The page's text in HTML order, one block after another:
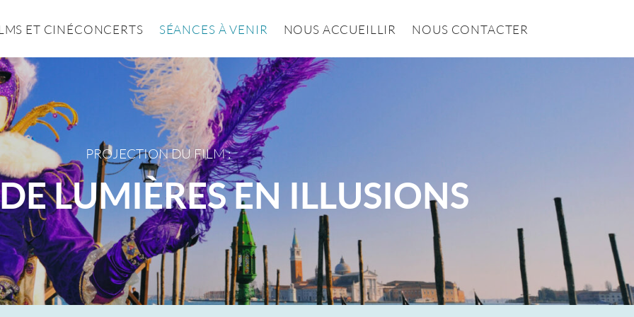
ET CINÉCONCERTS SÉANCES À VENIR NOUS ACCUEILLIR NOUS CONTACTER
PROJECTION DU FILM :
LUMIÈRES EN ILLUSIONS